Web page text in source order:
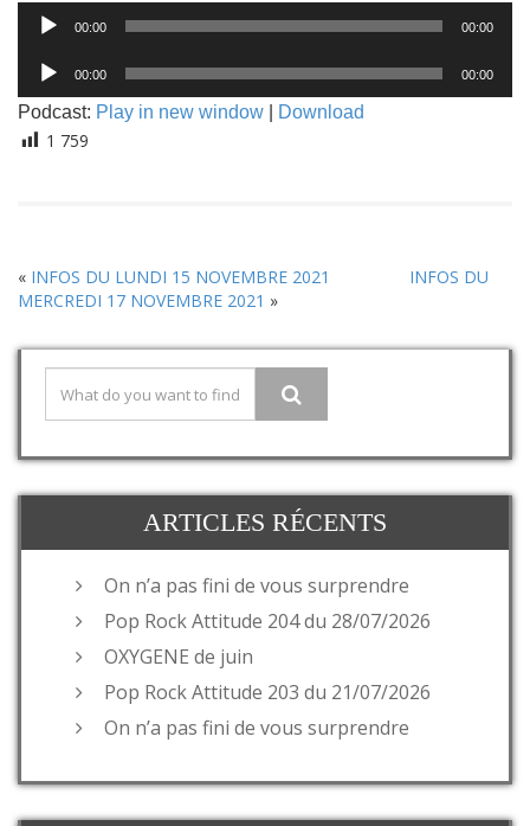
Lecteur
audio
00:00 00:00
Lecteur
audio
00:00 00:00
Podcast: Play in new window Download
1 759
« INFOS DU LUNDI 15 NOVEMBRE 2021
INFOS DU
MERCREDI 17 NOVEMBRE 2021 »
ARTICLES RÉCENTS
On n’a pas fini de vous surprendre
Pop Rock Attitude 204 du 28/07/2026
OXYGENE de juin
Pop Rock Attitude 203 du 21/07/2026
On n’a pas fini de vous surprendre